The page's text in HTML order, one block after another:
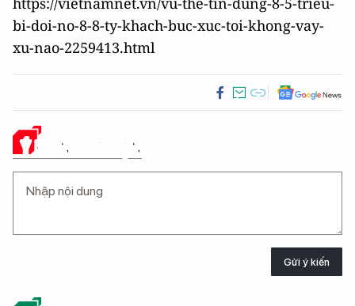
bi-doi-no-8-8-ty-khach-buc-xuc-toi-khong-vay-
xu-nao-2259413.html
Ý KIẾN CỦA BẠN
Gửi ý kiến